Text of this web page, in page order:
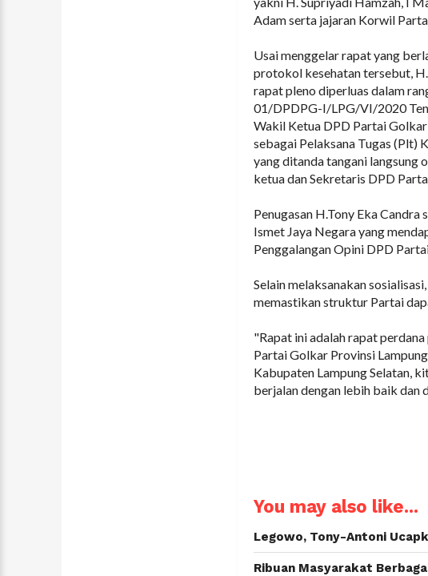
Adam serta jajaran Korwil
Usai menggelar rapat yang
protokol kesehatan tersebut,
rapat pleno diperluas dalam
01/DPDPG-I/LPG/VI/2020
Wakil Ketua DPD Partai
sebagai Pelaksana Tugas (Plt)
yang ditanda tangani langsung
ketua dan Sekretaris DPD
Penugasan H.Tony Eka
Ismet Jaya Negara yang
Penggalangan Opini DPD
Selain melaksanakan
memastikan struktur Partai
"Rapat ini adalah rapat
Partai Golkar Provinsi
Kabupaten Lampung Selatan,
berjalan dengan lebih baik dan
You may also like...
Legowo, Tony-Antoni
Ribuan Masyarakat